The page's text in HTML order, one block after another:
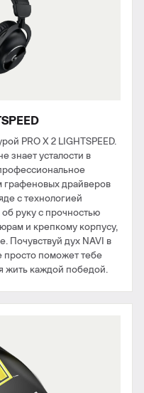
PRO X 2 LIGHTSPEED.
знает усталости в
графеновых драйверов
с технологией
об руку с прочностью
и крепкому корпусу,
Почувствуй дух NAVI в
просто поможет тебе
жить каждой победой.